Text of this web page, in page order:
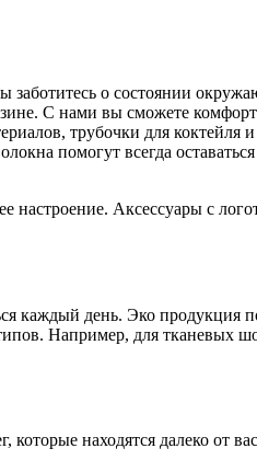
заботитесь о состоянии
С нами вы сможете
трубочки для коктейля
помогут всегда
Аксессуары с
каждый день. Эко продукция
Например, для тканевых
находятся далеко от